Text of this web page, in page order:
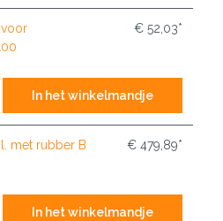
€ 52,03*
In het winkelmandje
met rubber B
€ 479,89*
In het winkelmandje